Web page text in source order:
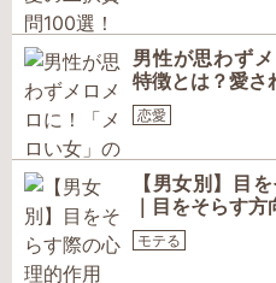
男性が思わず
特徴とは？愛さ
恋愛
【男女別】目
｜目をそらす
モテる